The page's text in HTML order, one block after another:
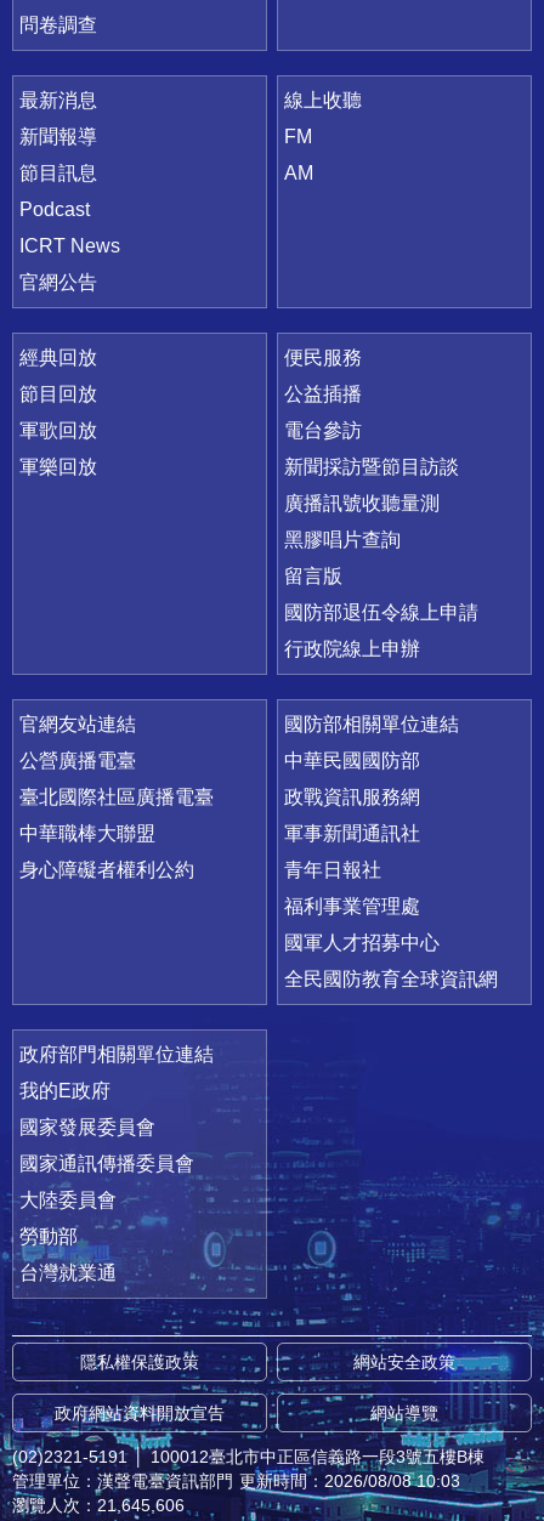
問卷調查
最新消息
新聞報導
節目訊息
Podcast
ICRT News
官網公告
線上收聽
FM
AM
經典回放
節目回放
軍歌回放
軍樂回放
便民服務
公益插播
電台參訪
新聞採訪暨節目訪談
廣播訊號收聽量測
黑膠唱片查詢
留言版
國防部退伍令線上申請
行政院線上申辦
官網友站連結
公營廣播電臺
臺北國際社區廣播電臺
中華職棒大聯盟
身心障礙者權利公約
國防部相關單位連結
中華民國國防部
政戰資訊服務網
軍事新聞通訊社
青年日報社
福利事業管理處
國軍人才招募中心
全民國防教育全球資訊網
政府部門相關單位連結
我的E政府
國家發展委員會
國家通訊傳播委員會
大陸委員會
勞動部
台灣就業通
隱私權保護政策 網站安全政策
政府網站資料開放宣告 網站導覽
(02)2321-5191 │ 100012臺北市中正區信義路一段3號五樓B棟
管理單位：漢聲電臺資訊部門 更新時間：2026/08/08 10:03
瀏覽人次：21,645,606